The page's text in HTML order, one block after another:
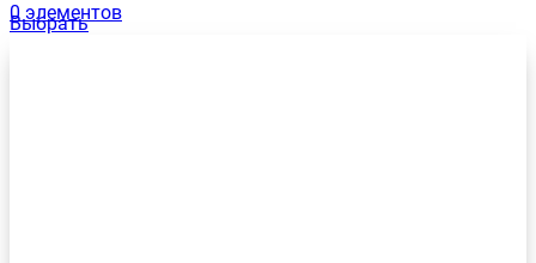
0 элементов
Выбрать